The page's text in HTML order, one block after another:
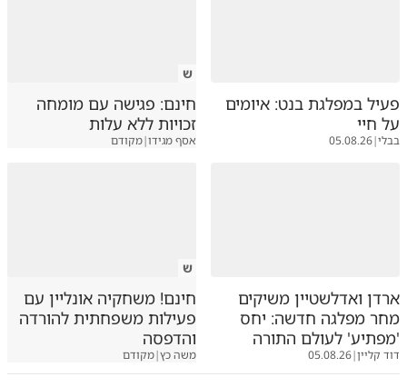
פעיל במפלגת בנט: איומים
על חיי
בבלי|
05.08.26
ש
חינם: פגישה עם מומחה
זכויות ללא עלות
אסף מגידו|מקודם
ארדן ואדלשטיין משיקים
מחר מפלגה חדשה: יחס
'מפתיע' לעולם התורה
דוד קליין|
05.08.26
ש
חינם! משחקיה אונליין עם
פעילות משפחתית להורדה
והדפסה
משה כץ|מקודם